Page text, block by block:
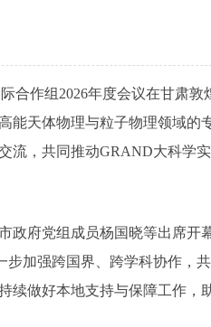
作组2026年度会议在甘肃敦
能天体物理与粒子物理领域的
流，共同推动GRAND大科学
政府党组成员杨国晓等出席开
加强跨国界、跨学科协作，
续做好本地支持与保障工作，